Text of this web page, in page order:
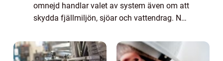
omnejd handlar valet av system även om att
skydda fjällmiljön, sjöar och vattendrag. När